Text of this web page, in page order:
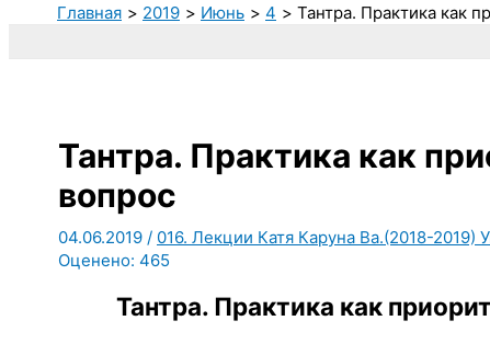
Главная 2019 Июнь 4 Тантра. Практика как
Тантра. Практика как
вопрос
04.06.2019 / 016. Лекции Катя Каруна Ва.(2018-2019)
Оценено: 465
Тантра. Практика как